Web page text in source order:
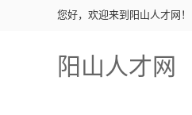
您好，欢迎来到阳山人才网！
阳山人才网